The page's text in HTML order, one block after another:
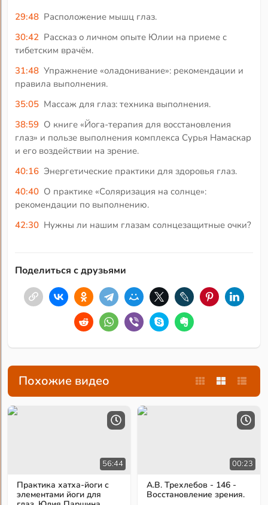
29:48 Расположение мышц глаз.
30:42 Рассказ о личном опыте Юлии на приеме с
тибетским врачём.
31:48 Упражнение «оладонивание»: рекомендации и
правила выполнения.
35:05 Массаж для глаз: техника выполнения.
38:59 О книге «Йога-терапия для восстановления
глаз» и пользе выполнения комплекса Сурья Намаскар
и его воздействии на зрение.
40:16 Энергетические практики для здоровья глаз.
40:40 О практике «Соляризация на солнце»:
рекомендации по выполнению.
42:30 Нужны ли нашим глазам солнцезащитные очки?
Поделиться с друзьями
Похожие видео
56:44
Практика хатха-йоги с
элементами йоги для
00:23
А.В. Трехлебов - 146 -
Восстановление зрения.